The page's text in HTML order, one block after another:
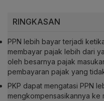
RINGKASAN
PPN lebih bayar terjadi
membayar pajak lebih dari
oleh besarnya pajak
pembayaran pajak yang
PKP dapat mengatasi PPN
mengkompensasikannya ke